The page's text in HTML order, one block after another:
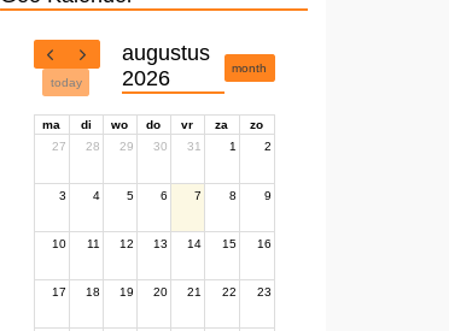
today
augustus
2026
month
ma di wo do vr za
zo
27
28 29 30 31 1 2
3 4 5 6 7 8 9
10 11 12 13 14 15 16
17 18 19 20 21 22 23